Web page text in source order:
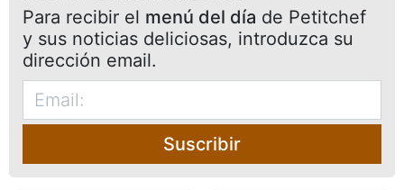
Para recibir el menú del día de Petitchef
y sus noticias deliciosas, introduzca su
dirección email.
Suscribir